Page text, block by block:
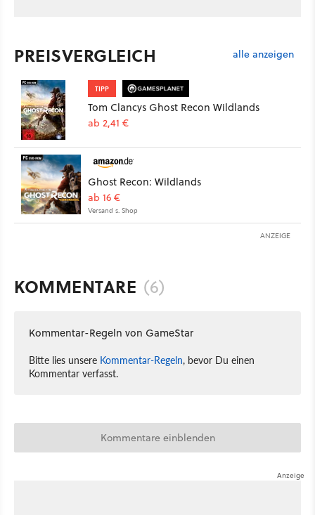
PREISVERGLEICH alle anzeigen
TIPP
Tom Clancys Ghost Recon Wildlands
ab 2,41 €
Ghost Recon: Wildlands
ab 16 €
Versand s. Shop
ANZEIGE
KOMMENTARE (6)
Kommentar-Regeln von GameStar
Bitte lies unsere Kommentar-Regeln, bevor Du einen
Kommentar verfasst.
Kommentare einblenden